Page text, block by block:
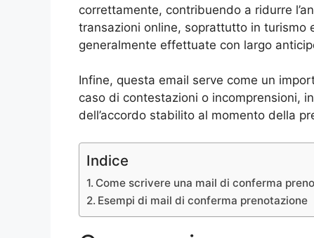
correttamente, contribuendo a ridurre
transazioni online, soprattutto in turismo
generalmente effettuate con largo
Infine, questa email serve come un
caso di contestazioni o incomprensioni,
dell’accordo stabilito al momento della
Indice
Come scrivere una mail di conferma
Esempi di mail di conferma prenotazione